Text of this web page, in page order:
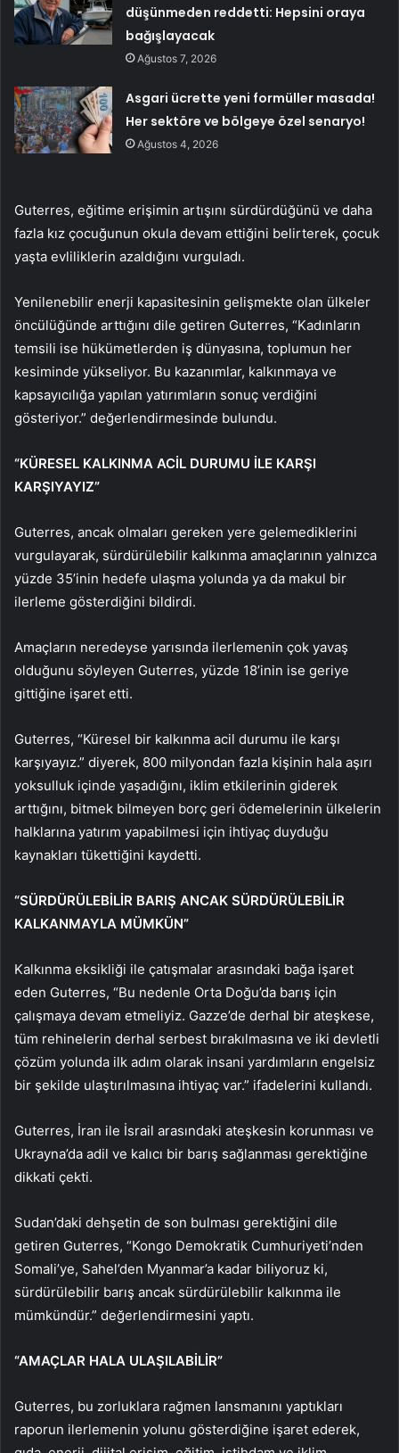
düşünmeden reddetti: Hepsini oraya
bağışlayacak
Ağustos 7, 2026
Asgari ücrette yeni formüller masada!
Her sektöre ve bölgeye özel senaryo!
Ağustos 4, 2026
Guterres, eğitime erişimin artışını sürdürdüğünü ve daha
fazla kız çocuğunun okula devam ettiğini belirterek, çocuk
yaşta evliliklerin azaldığını vurguladı.
Yenilenebilir enerji kapasitesinin gelişmekte olan ülkeler
öncülüğünde arttığını dile getiren Guterres, “Kadınların
temsili ise hükümetlerden iş dünyasına, toplumun her
kesiminde yükseliyor. Bu kazanımlar, kalkınmaya ve
kapsayıcılığa yapılan yatırımların sonuç verdiğini
gösteriyor.” değerlendirmesinde bulundu.
“KÜRESEL KALKINMA ACİL DURUMU İLE KARŞI
KARŞIYAYIZ”
Guterres, ancak olmaları gereken yere gelemediklerini
vurgulayarak, sürdürülebilir kalkınma amaçlarının yalnızca
yüzde 35’inin hedefe ulaşma yolunda ya da makul bir
ilerleme gösterdiğini bildirdi.
Amaçların neredeyse yarısında ilerlemenin çok yavaş
olduğunu söyleyen Guterres, yüzde 18’inin ise geriye
gittiğine işaret etti.
Guterres, “Küresel bir kalkınma acil durumu ile karşı
karşıyayız.” diyerek, 800 milyondan fazla kişinin hala aşırı
yoksulluk içinde yaşadığını, iklim etkilerinin giderek
arttığını, bitmek bilmeyen borç geri ödemelerinin ülkelerin
halklarına yatırım yapabilmesi için ihtiyaç duyduğu
kaynakları tükettiğini kaydetti.
“SÜRDÜRÜLEBİLİR BARIŞ ANCAK SÜRDÜRÜLEBİLİR
KALKANMAYLA MÜMKÜN”
Kalkınma eksikliği ile çatışmalar arasındaki bağa işaret
eden Guterres, “Bu nedenle Orta Doğu’da barış için
çalışmaya devam etmeliyiz. Gazze’de derhal bir ateşkese,
tüm rehinelerin derhal serbest bırakılmasına ve iki devletli
çözüm yolunda ilk adım olarak insani yardımların engelsiz
bir şekilde ulaştırılmasına ihtiyaç var.” ifadelerini kullandı.
Guterres, İran ile İsrail arasındaki ateşkesin korunması ve
Ukrayna’da adil ve kalıcı bir barış sağlanması gerektiğine
dikkati çekti.
Sudan’daki dehşetin de son bulması gerektiğini dile
getiren Guterres, “Kongo Demokratik Cumhuriyeti’nden
Somali’ye, Sahel’den Myanmar’a kadar biliyoruz ki,
sürdürülebilir barış ancak sürdürülebilir kalkınma ile
mümkündür.” değerlendirmesini yaptı.
“AMAÇLAR HALA ULAŞILABİLİR”
Guterres, bu zorluklara rağmen lansmanını yaptıkları
raporun ilerlemenin yolunu gösterdiğine işaret ederek,